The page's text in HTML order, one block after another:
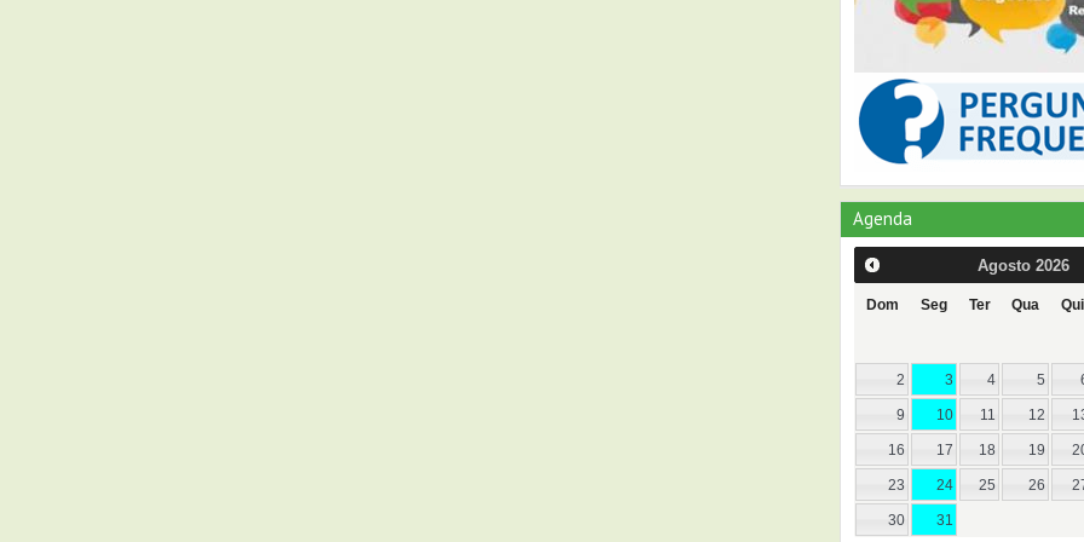
Agenda
Agosto 2026
Dom Seg Ter Qua Qui
2 3 4 5
9 10 11 12
16 17 18 19
23 24 25 26
30 31